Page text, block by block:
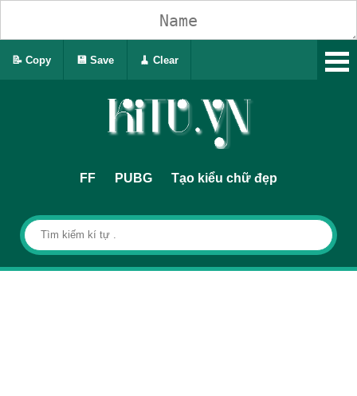
FF PUBG Tạo kiểu chữ đẹp
📝 Copy 💾 Save 🧹 Clear